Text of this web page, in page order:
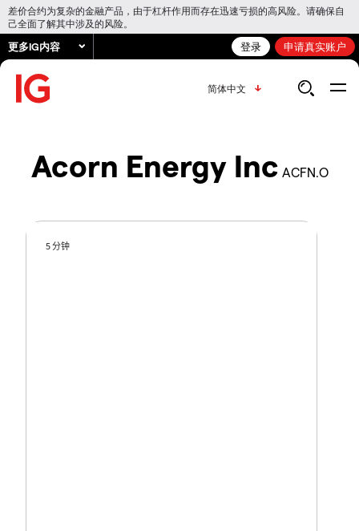
差价合约为复杂的金融产品，由于杠杆作用而存在迅速亏损的高风险。请确保自
己全面了解其中涉及的风险。
更多IG内容 登录 申请真实账户
简体中文
Acorn Energy Inc ACFN.O
5 分钟